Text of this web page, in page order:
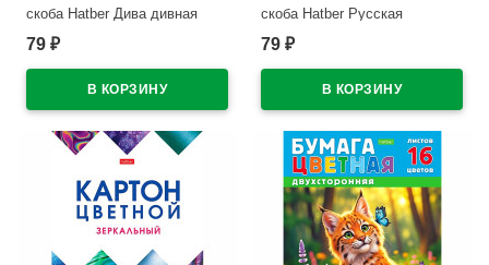
скоба Hatber Дива дивная
обложка мелованная бумага
79 ₽
скоба Hatber Русская
красавица обложка
арт.48Т5В1
79 ₽